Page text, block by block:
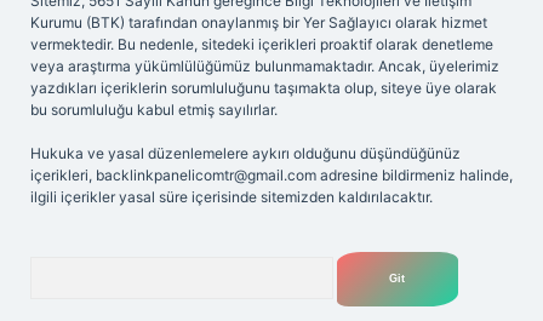
Kurumu (BTK) tarafından onaylanmış bir Yer Sağlayıcı olarak hizmet
vermektedir. Bu nedenle, sitedeki içerikleri proaktif olarak denetleme
veya araştırma yükümlülüğümüz bulunmamaktadır. Ancak, üyelerimiz
yazdıkları içeriklerin sorumluluğunu taşımakta olup, siteye üye olarak
bu sorumluluğu kabul etmiş sayılırlar.
Hukuka ve yasal düzenlemelere aykırı olduğunu düşündüğünüz
içerikleri, backlinkpanelicomtr@gmail.com adresine bildirmeniz halinde,
ilgili içerikler yasal süre içerisinde sitemizden kaldırılacaktır.